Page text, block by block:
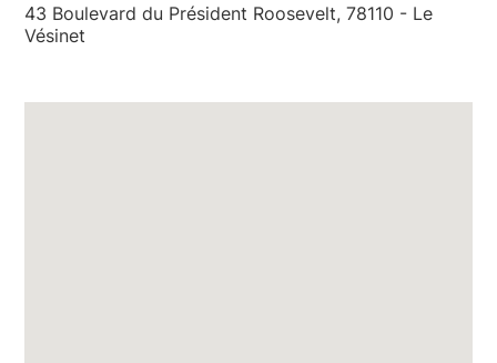
43 Boulevard du Président Roosevelt, 78110 - Le
Vésinet